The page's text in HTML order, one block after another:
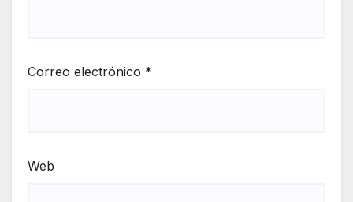
Correo electrónico *
Web